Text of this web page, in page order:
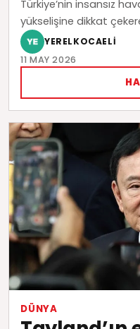
Türkiye’nin insansız
yükselişine dikkat
YERELKOCAELI
11 MAY 2026
DÜNYA